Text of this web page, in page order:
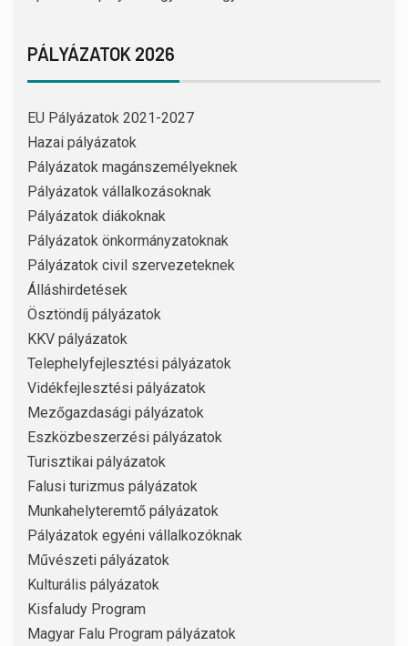
PÁLYÁZATOK 2026
EU Pályázatok 2021-2027
Hazai pályázatok
Pályázatok magánszemélyeknek
Pályázatok vállalkozásoknak
Pályázatok diákoknak
Pályázatok önkormányzatoknak
Pályázatok civil szervezeteknek
Álláshirdetések
Ösztöndíj pályázatok
KKV pályázatok
Telephelyfejlesztési pályázatok
Vidékfejlesztési pályázatok
Mezőgazdasági pályázatok
Eszközbeszerzési pályázatok
Turisztikai pályázatok
Falusi turizmus pályázatok
Munkahelyteremtő pályázatok
Pályázatok egyéni vállalkozóknak
Művészeti pályázatok
Kulturális pályázatok
Kisfaludy Program
Magyar Falu Program pályázatok